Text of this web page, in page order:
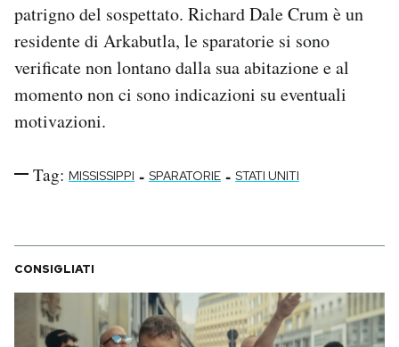
patrigno del sospettato. Richard Dale Crum è un
residente di Arkabutla, le sparatorie si sono
verificate non lontano dalla sua abitazione e al
momento non ci sono indicazioni su eventuali
motivazioni.
Tag: MISSISSIPPI - SPARATORIE - STATI UNITI
CONSIGLIATI